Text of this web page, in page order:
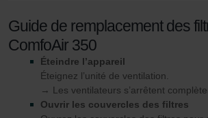
Guide de remplacement des
ComfoAir 350
Éteindre l’appareil
Éteignez l’unité de ventilation.
→ Les ventilateurs s’arrêtent
Ouvrir les couvercles des filtres